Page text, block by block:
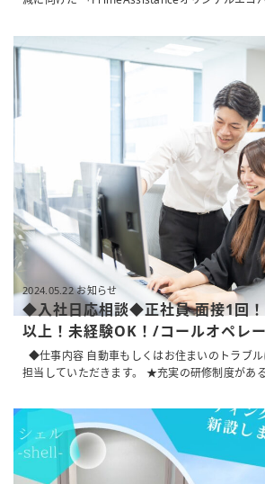
時はコンパクトにまとめることができるので使
したランチの買い物時などに利用しています♪
景】 2019年6月のG20大阪サミットでは、｢
ックごみによる追加的な汚染をゼロにまで削減
るビジョンが共有され、日本は2030年までに使
み排出量を25%削減することを目指していま
2024.05.22 お知らせ
◆入社日応相談◆正社員 面接1回！
以上！未経験OK！/コールオペレ
◆仕事内容 自動車もしくはお住まいのトラブ
担当していただきます。 ★充実の研修制度があ
ラブルでお困りのお客さまからの電話を受付し
ッフを手配して お客さまのトラブルを解決する
５日行っています。 ※主なクライアント：SOMPOグ
日 応相談 ◆給与 月給196,000円 試用期間3ヵ
律CC室勤務手当、土日祝手当含む ※昇給有 ...